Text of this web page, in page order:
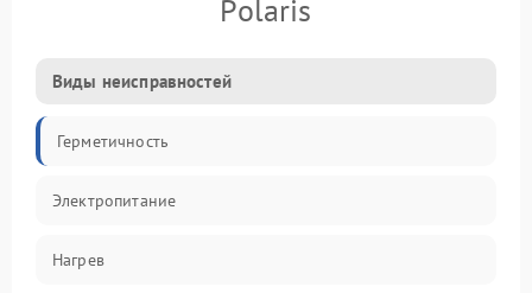
Polaris
Виды неисправностей
Герметичность
Электропитание
Нагрев